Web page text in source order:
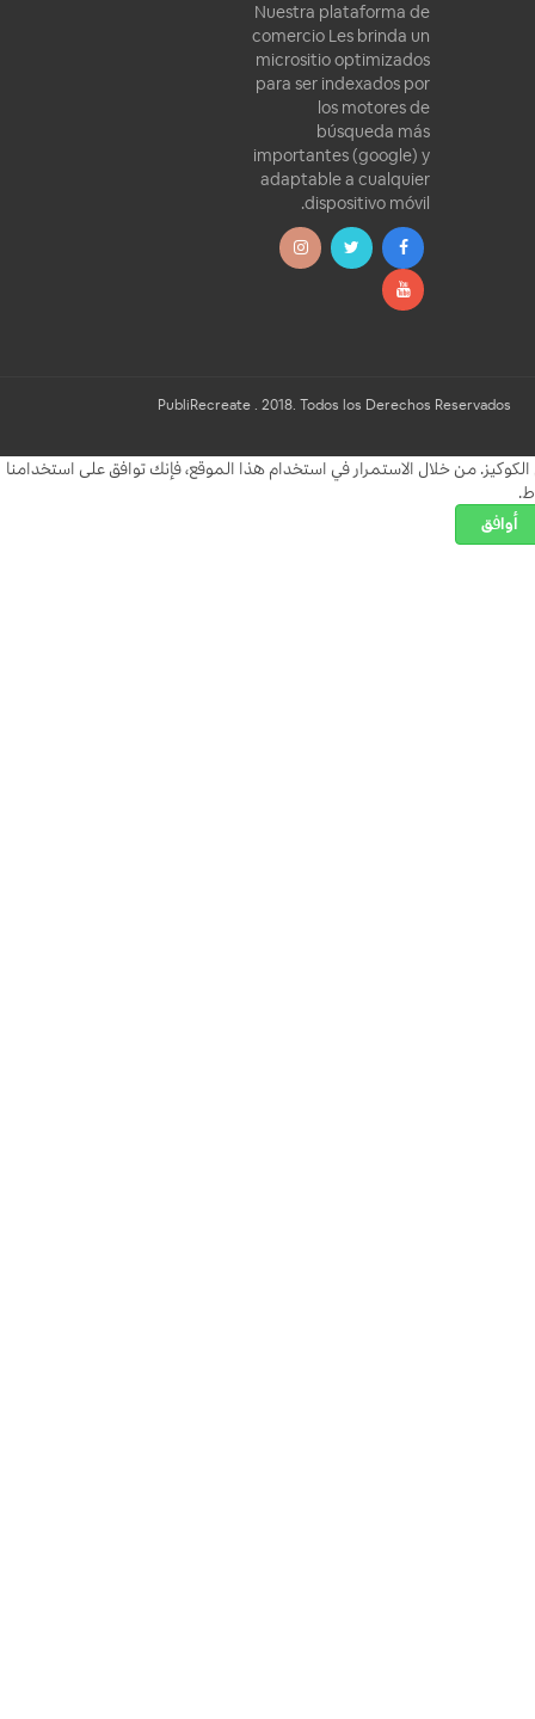
Nuestra plataforma de
comercio Les brinda un
micrositio optimizados
para ser indexados por
los motores de
búsqueda más
importantes (google) y
adaptable a cualquier
dispositivo móvil.
PubliRecreate . 2018. Todos los Derechos
من خلال الاستمرار في استخدام هذا الموقع، فإنك توافق على استخدامنا